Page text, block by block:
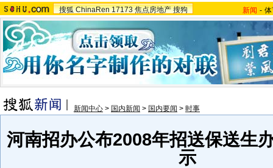
搜狐 ChinaRen 17173 焦点房地产 搜狗 新闻 -
新闻中心 > 国内新闻 > 国内要闻 > 时事
河南招办公布2008年招送保送生
示